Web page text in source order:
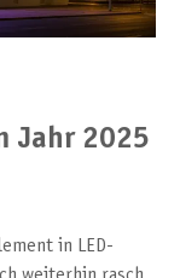
Jahr 2025
in LED-